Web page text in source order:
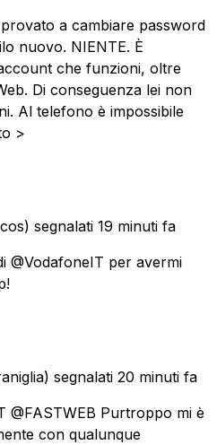
a cambiare password
nuovo. NIENTE. È
che funzioni, oltre
Di conseguenza lei non
Al telefono è impossibile
>
segnalati 19 minuti fa
@VodafoneIT per avermi
segnalati 20 minuti fa
@FASTWEB Purtroppo mi è
con qualunque